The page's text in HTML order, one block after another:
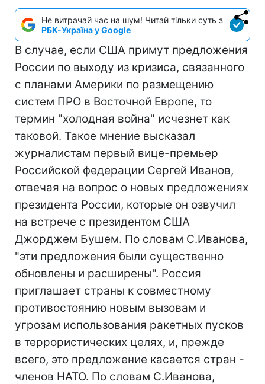
Не витрачай час на шум! Читай тільки суть з
РБК-Україна у Google
В случае, если США примут предложения
России по выходу из кризиса, связанного
с планами Америки по размещению
систем ПРО в Восточной Европе, то
термин "холодная война" исчезнет как
таковой. Такое мнение высказал
журналистам первый вице-премьер
Российской федерации Сергей Иванов,
отвечая на вопрос о новых предложениях
президента России, которые он озвучил
на встрече с президентом США
Джорджем Бушем. По словам С.Иванова,
"эти предложения были существенно
обновлены и расширены". Россия
приглашает страны к совместному
противостоянию новым вызовам и
угрозам использования ракетных пусков
в террористических целях, и, прежде
всего, это предложение касается стран -
членов НАТО. По словам С.Иванова,